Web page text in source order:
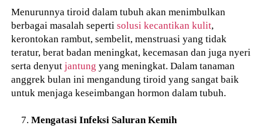
Menurunnya tiroid dalam tubuh akan menimbulkan
berbagai masalah sepertisolusi kecantikan kulit,
kerontokan rambut, sembelit, menstruasi yang tidak
teratur, berat badan meningkat, kecemasan dan juga nyeri
serta denyutjantung yang meningkat. Dalam tanaman
anggrek bulan ini mengandung tiroid yang sangat baik
untuk menjaga keseimbangan hormon dalam tubuh.
Mengatasi Infeksi Saluran Kemih